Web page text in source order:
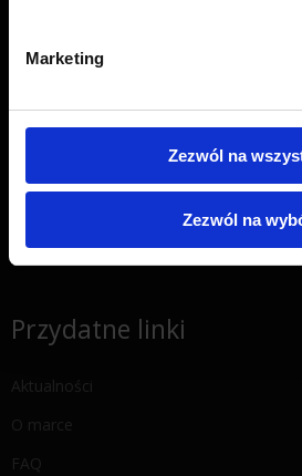
Marketing
Zezwól na
Zezwól na
Centrum folii samochodowych
Sonina 493 G, 37-100 Łańcut
+48 534 704 315
ul. 9 Dywizji Piechoty 79, 35-001
+48 575 676 005
Email:pwj.poczta@gmail.com
Przydatne linki
Aktualności
O marce
FAQ